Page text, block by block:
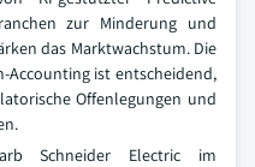
zur Minderung und
das Marktwachstum. Die
Accounting ist entscheidend,
Offenlegungen und
Schneider Electric im